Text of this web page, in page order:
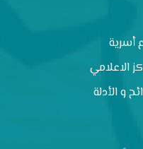
أسرية
الاعلامي
و الأدلة